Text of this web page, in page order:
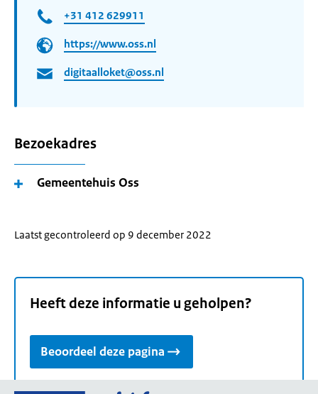
+31 412 629911
https://www.oss.nl
digitaalloket@oss.nl
Bezoekadres
Gemeentehuis Oss
Laatst gecontroleerd op 9 december 2022
Heeft deze informatie u geholpen?
Beoordeel deze pagina